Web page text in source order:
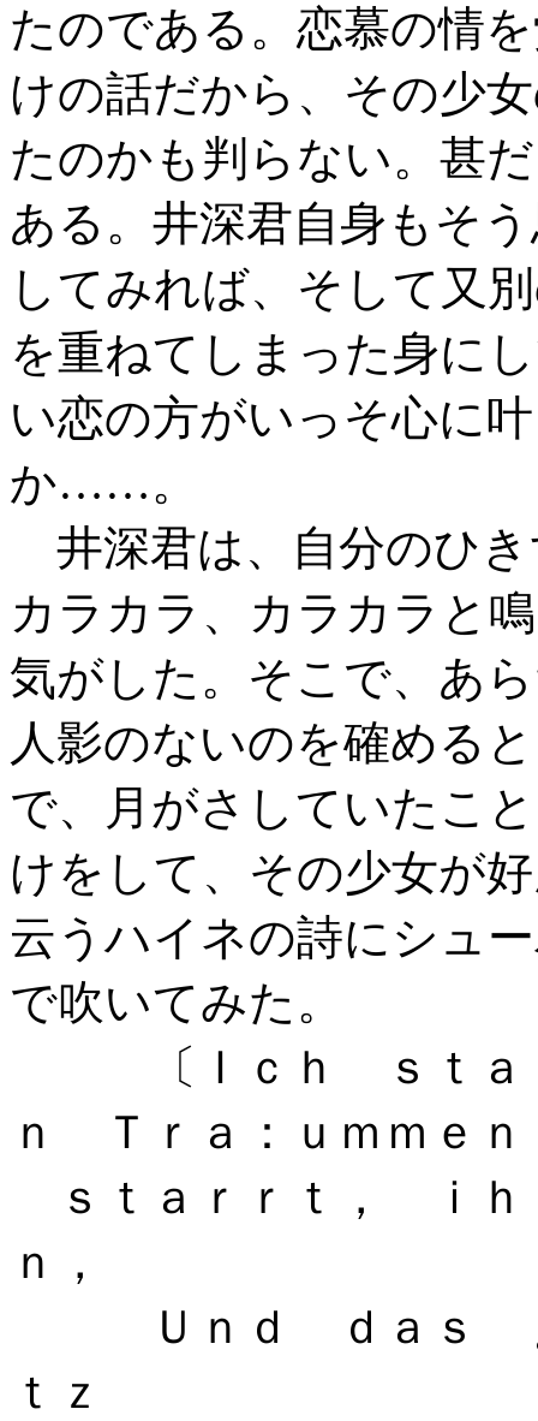
たのである。恋慕の情
けの話だから、その少
たのかも判らない。甚
ある。井深君自身もそ
してみれば、そして又
を重ねてしまった身に
い恋の方がいっそ心に
か……。
井深君は、自分のひ
カラカラ、カラカラと
気がした。そこで、あ
人影のないのを確める
で、月がさしていたこ
けをして、その少女が
云うハイネの詩にシュ
で吹いてみた。
〔Ｉｃｈ ｓｔａ
ｎ Ｔｒａ：ｕｍｍｅ
ｓｔａｒｒｔ， ｉ
ｎ，
Ｕｎｄ ｄａｓ ｇ
ｔｚ